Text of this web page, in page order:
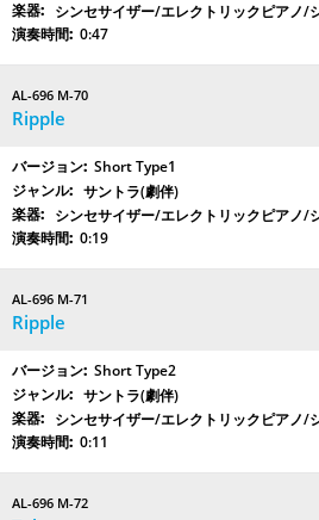
シンセサイザー/エレクトリックピアノ/
0:47
AL-696 M-70
Ripple
Short Type1
サントラ(劇伴)
シンセサイザー/エレクトリックピアノ/
0:19
AL-696 M-71
Ripple
Short Type2
サントラ(劇伴)
シンセサイザー/エレクトリックピアノ/
0:11
AL-696 M-72